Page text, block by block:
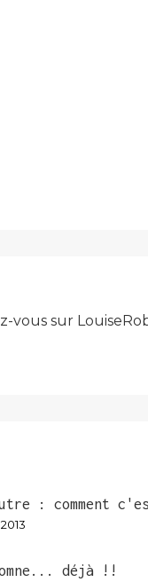
vous sur
: comment
déjà !!